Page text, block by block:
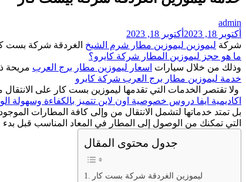
admin
أكتوبر 18, 2023
أكتوبر 18, 2023
شركة ليموزين ليموزين مطار شرم الشيخ الغردقة شركة بست
ما هو حجز ليموزين المطار شركة كايرو؟
وذلك من خلال سيارات اسعار ليموزين مطار برج العرب مريحة
خدمة ليموزين مطار برج العرب شركة كايرو
ولا تقتصر الخدمات التي تقدمها ليموزين بست كار على
اكاديمية ايفا دروس خصوصية اون لاين تتميز بالكفاءة وسهولة
بل تمتد خدماتها لتشمل الانتقال من وإلى كافة المطارات
التي تمكنك من الوصول إلى المطار في المعاد المناسب قبل
جدول محتوى المقال
ليموزين الغردقة شركة بست کار